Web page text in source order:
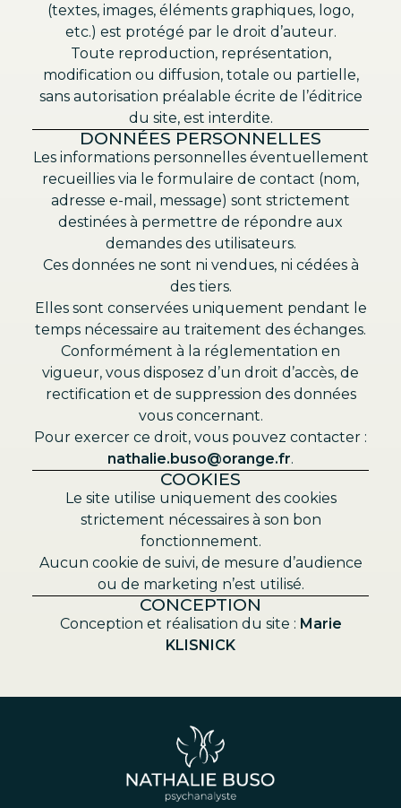
(textes, images, éléments graphiques, logo,
etc.) est protégé par le droit d’auteur.
Toute reproduction, représentation,
modification ou diffusion, totale ou partielle,
sans autorisation préalable écrite de l’éditrice
du site, est interdite.
DONNÉES PERSONNELLES
Les informations personnelles éventuellement
recueillies via le formulaire de contact (nom,
adresse e-mail, message) sont strictement
destinées à permettre de répondre aux
demandes des utilisateurs.
Ces données ne sont ni vendues, ni cédées à
des tiers.
Elles sont conservées uniquement pendant le
temps nécessaire au traitement des échanges.
Conformément à la réglementation en
vigueur, vous disposez d’un droit d’accès, de
rectification et de suppression des données
vous concernant.
Pour exercer ce droit, vous pouvez contacter :
nathalie.buso@orange.fr.
COOKIES
Le site utilise uniquement des cookies
strictement nécessaires à son bon
fonctionnement.
Aucun cookie de suivi, de mesure d’audience
ou de marketing n’est utilisé.
CONCEPTION
Conception et réalisation du site : Marie
KLISNICK